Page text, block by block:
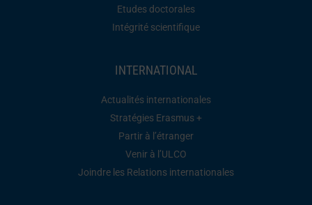
Etudes doctorales
Intégrité scientifique
INTERNATIONAL
Actualités internationales
Stratégies Erasmus +
Partir à l’étranger
Venir à l’ULCO
Joindre les Relations internationales